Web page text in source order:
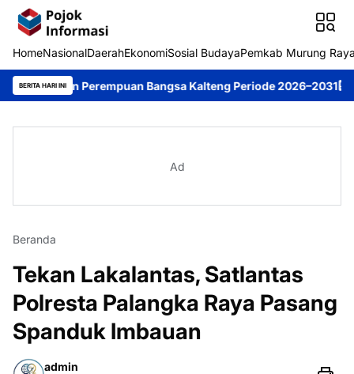
HomeNasionalDaerahEkonomiSosial BudayaPemkab Murung
BERITA HARI INI
Perempuan Bangsa Kalteng Periode 2026–2031 DPRD
Ad
Beranda
Tekan Lakalantas, Satlantas
Polresta Palangka Raya Pasang
Spanduk Imbauan
admin